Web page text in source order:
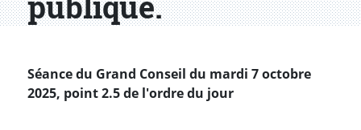
Séance du Grand Conseil du mardi 7 octobre
2025, point 2.5 de l'ordre du jour